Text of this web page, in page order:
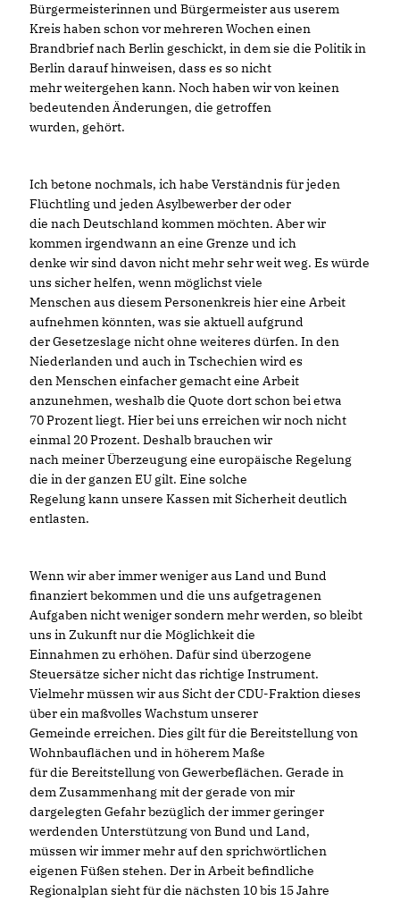
Bürgermeisterinnen und Bürgermeister aus userem
Kreis haben schon vor mehreren Wochen einen
Brandbrief nach Berlin geschickt, in dem sie die Politik in
Berlin darauf hinweisen, dass es so nicht
mehr weitergehen kann. Noch haben wir von keinen
bedeutenden Änderungen, die getroffen
wurden, gehört.
Ich betone nochmals, ich habe Verständnis für jeden
Flüchtling und jeden Asylbewerber der oder
die nach Deutschland kommen möchten. Aber wir
kommen irgendwann an eine Grenze und ich
denke wir sind davon nicht mehr sehr weit weg. Es würde
uns sicher helfen, wenn möglichst viele
Menschen aus diesem Personenkreis hier eine Arbeit
aufnehmen könnten, was sie aktuell aufgrund
der Gesetzeslage nicht ohne weiteres dürfen. In den
Niederlanden und auch in Tschechien wird es
den Menschen einfacher gemacht eine Arbeit
anzunehmen, weshalb die Quote dort schon bei etwa
70 Prozent liegt. Hier bei uns erreichen wir noch nicht
einmal 20 Prozent. Deshalb brauchen wir
nach meiner Überzeugung eine europäische Regelung
die in der ganzen EU gilt. Eine solche
Regelung kann unsere Kassen mit Sicherheit deutlich
entlasten.
Wenn wir aber immer weniger aus Land und Bund
finanziert bekommen und die uns aufgetragenen
Aufgaben nicht weniger sondern mehr werden, so bleibt
uns in Zukunft nur die Möglichkeit die
Einnahmen zu erhöhen. Dafür sind überzogene
Steuersätze sicher nicht das richtige Instrument.
Vielmehr müssen wir aus Sicht der CDU-Fraktion dieses
über ein maßvolles Wachstum unserer
Gemeinde erreichen. Dies gilt für die Bereitstellung von
Wohnbauflächen und in höherem Maße
für die Bereitstellung von Gewerbeflächen. Gerade in
dem Zusammenhang mit der gerade von mir
dargelegten Gefahr bezüglich der immer geringer
werdenden Unterstützung von Bund und Land,
müssen wir immer mehr auf den sprichwörtlichen
eigenen Füßen stehen. Der in Arbeit befindliche
Regionalplan sieht für die nächsten 10 bis 15 Jahre